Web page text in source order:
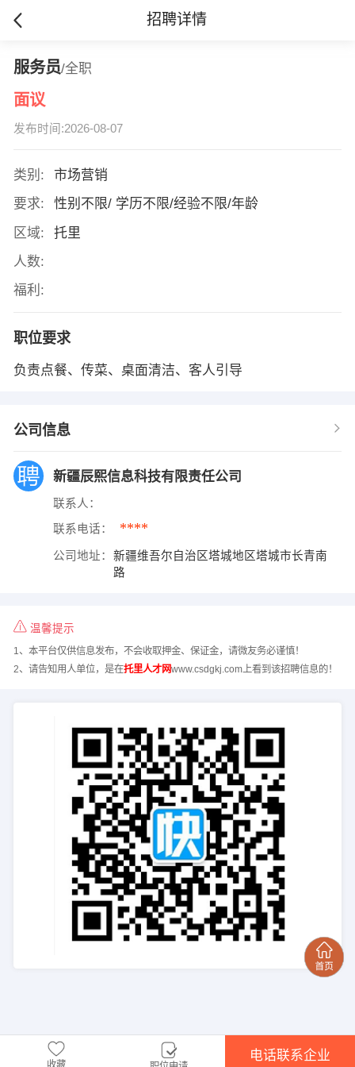
招聘详情
服务员/全职
面议
发布时间:2026-08-07
类别:
市场营销
要求:
性别不限/ 学历不限/经验不限/年龄
区域:
托里
人数:
福利:
职位要求
负责点餐、传菜、桌面清洁、客人引导
公司信息
新疆辰熙信息科技有限责任公司
联系人：
联系电话： ****
公司地址：
新疆维吾尔自治区塔城地区塔城市长青南
路
温馨提示
1、本平台仅供信息发布，不会收取押金、保证金，请微友务必谨慎！
2、请告知用人单位，是在托里人才网www.csdgkj.com上看到该招聘信息的！
电话联系企业